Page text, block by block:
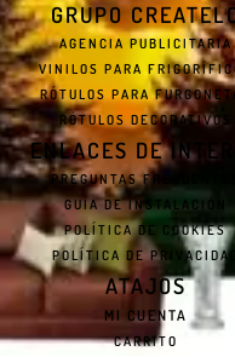
GRUPO
AGENCIA PUBLICITARIA
VINILOS PARA
RÓTULOS PARA
RÓTULOS DECORATIVOS
ENLACES DE
PREGUNTAS FRECUENTES
GUÍA DE INSTALACIÓN
POLÍTICA DE COOKIES
POLÍTICA DE PRIVACIDAD
ATAJOS
MI CUENTA
CARRITO